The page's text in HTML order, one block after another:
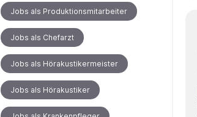
Jobs als Produktionsmitarbeiter
Jobs als Chefarzt
Jobs als Hörakustikermeister
Jobs als Hörakustiker